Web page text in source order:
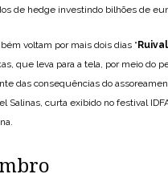
de hedge investindo bilhões de
voltam por mais dois dias “
que leva para a tela, por meio do
das consequências do
Salinas, curta exibido no festival